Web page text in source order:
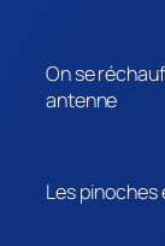
On se
antenne
Les pinoches